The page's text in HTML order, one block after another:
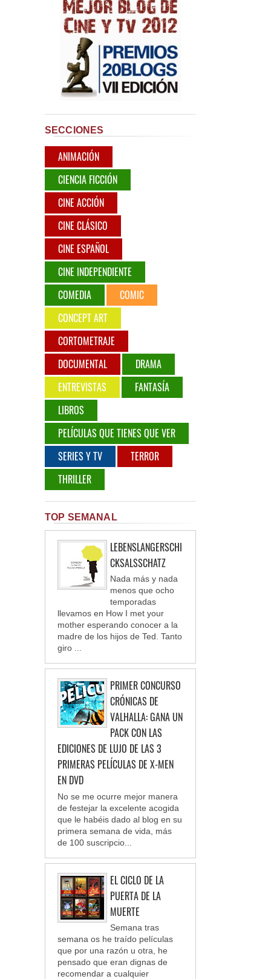
SECCIONES
ANIMACIÓN
CIENCIA FICCIÓN
CINE ACCIÓN
CINE CLÁSICO
CINE ESPAÑOL
CINE INDEPENDIENTE
COMEDIA
COMIC
CONCEPT ART
CORTOMETRAJE
DOCUMENTAL
DRAMA
ENTREVISTAS
FANTASÍA
LIBROS
PELÍCULAS QUE TIENES QUE VER
SERIES Y TV
TERROR
THRILLER
TOP SEMANAL
LEBENSLANGERSCHI
CKSALSSCHATZ
Nada más y nada
menos que ocho
temporadas
llevamos en How I met your
mother esperando conocer a la
madre de los hijos de Ted. Tanto
giro ...
PRIMER CONCURSO
CRÓNICAS DE
VALHALLA: GANA UN
PACK CON LAS
EDICIONES DE LUJO DE LAS 3
PRIMERAS PELÍCULAS DE X-MEN
EN DVD
No se me ocurre mejor manera
de festejar la excelente acogida
que le habéis dado al blog en su
primera semana de vida, más
de 100 suscripcio...
EL CICLO DE LA
PUERTA DE LA
MUERTE
Semana tras
semana os he traído películas
que por una razón u otra, he
pensado que eran dignas de
recomendar a cualquier